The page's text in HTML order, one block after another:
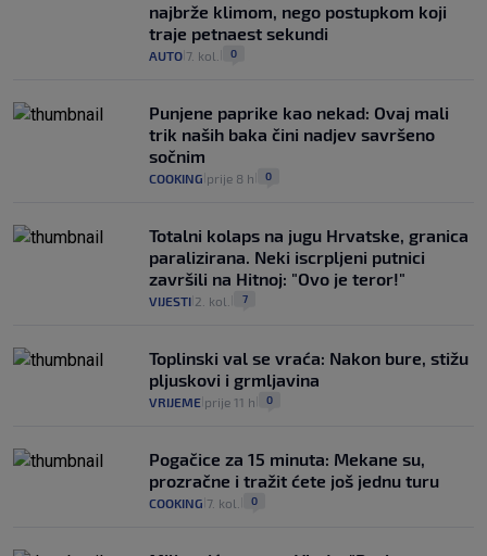
najbrže klimom, nego postupkom koji
traje petnaest sekundi
AUTO 7. kol. 0
Punjene paprike kao nekad: Ovaj mali
trik naših baka čini nadjev savršeno
sočnim
COOKING prije 8 h 0
Totalni kolaps na jugu Hrvatske, granica
paralizirana. Neki iscrpljeni putnici
završili na Hitnoj: "Ovo je teror!"
VIJESTI 2. kol. 7
Toplinski val se vraća: Nakon bure, stižu
pljuskovi i grmljavina
VRIJEME prije 11 h 0
Pogačice za 15 minuta: Mekane su,
prozračne i tražit ćete još jednu turu
COOKING 7. kol. 0